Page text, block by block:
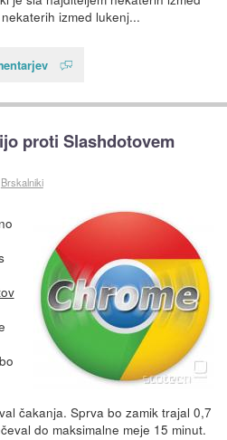
izmed lukenj...
proti Slashdotovem
Brskalniki
čakanja. Sprva bo zamik trajal 0,7
do maksimalne meje 15 minut.